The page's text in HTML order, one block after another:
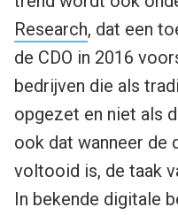
Research, dat een
de CDO in 2016
bedrijven die als
opgezet en niet als
ook dat wanneer de
voltooid is, de taak
In bekende digitale